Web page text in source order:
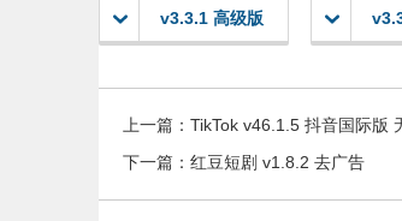
v3.3.1 高级版
上一篇： TikTok v46.1.5 抖音国际版
下一篇： 红豆短剧 v1.8.2 去广告